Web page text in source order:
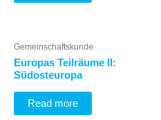
Gemeinschaftskunde
Europas Teilräume II:
Südosteuropa
Read more